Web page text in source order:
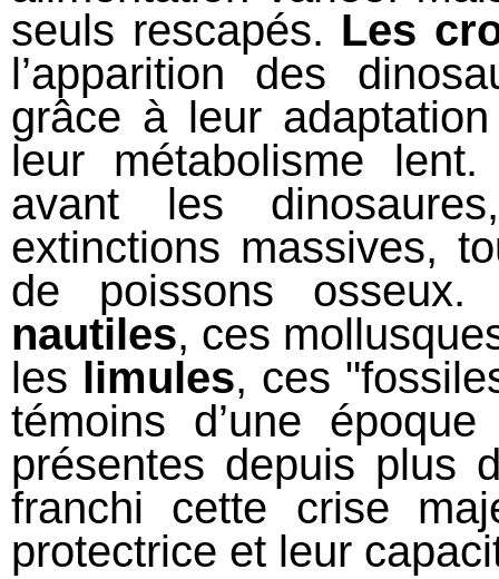
seuls rescapés. Les
l’apparition des
grâce à leur
leur métabolisme
avant les
extinctions massives,
de poissons
nautiles, ces
les limules, ces
témoins d’une
présentes depuis plus
franchi cette crise
protectrice et leur